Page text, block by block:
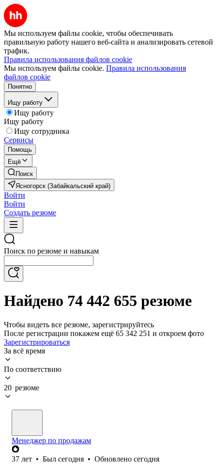
Мы используем файлы cookie, чтобы обеспечивать
правильную работу нашего веб-сайта и анализировать сетевой
трафик.
Правила использования файлов cookie
Мы используем файлы cookie. Правила использования
файлов cookie
Понятно
Ищу работу
Ищу работу
Ищу работу
Ищу сотрудника
Сервисы
Помощь
Ещё
Поиск
Ясногорск (Забайкальский край)
Войти
Войти
Создать резюме
Поиск по резюме и навыкам
Найдено 74 442 655 резюме
Чтобы видеть все резюме, зарегистрируйтесь
После регистрации покажем ещё 65 342 251 и откроем фото
Зарегистрироваться
За всё время
По соответствию
20 резюме
Менеджер по продажам
37 лет • Был сегодня • Обновлено сегодня